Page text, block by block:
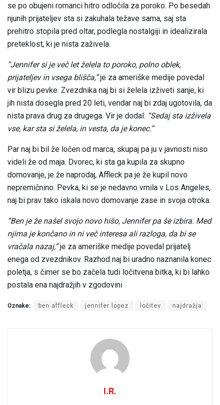
se po obujeni romanci hitro odločila za poroko. Po besedah
njunih prijateljev sta si zakuhala težave sama, saj sta
prehitro stopila pred oltar, podlegla nostalgiji in idealizirala
preteklost, ki je nista zaživela.
“Jennifer si je več let želela to poroko, polno oblek,
prijateljev in vsega blišča,”je za ameriške medije povedal
vir blizu pevke. Zvezdnika naj bi si želela izživeti sanje, ki
jih nista dosegla pred 20 leti, vendar naj bi zdaj ugotovila, da
nista prava drug za drugega. Vir je dodal: “Sedaj sta izživela
vse, kar sta si želela, in vesta, da je konec.”
Par naj bi bil že ločen od marca, skupaj pa ju v javnosti niso
videli že od maja. Dvorec, ki sta ga kupila za skupno
domovanje, je že naprodaj, Affleck pa je že kupil novo
nepremičnino. Pevka, ki se je nedavno vrnila v Los Angeles,
naj bi prav tako iskala novo domovanje zase in svoja otroka.
“Ben je že našel svojo novo hišo, Jennifer pa še izbira. Med
njima je končano in ni več interesa ali razloga, da bi se
vračala nazaj,”je za ameriške medije povedal prijatelj
enega od zvezdnikov. Razhod naj bi uradno naznanila konec
poletja, s čimer se bo začela tudi ločitvena bitka, ki bi lahko
postala ena najdražjih v zgodovini
Oznake: ben affleck jennifer lopez ločitev najdražja
I.R.